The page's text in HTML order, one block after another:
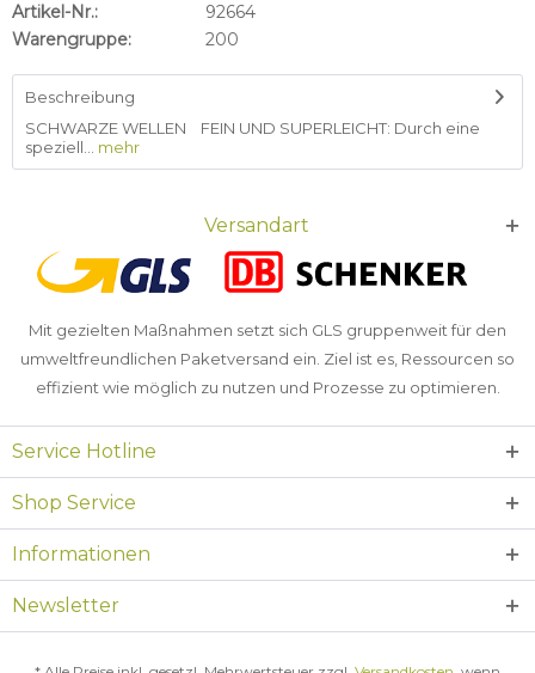
Artikel-Nr.:
92664
Warengruppe:
200
Beschreibung
SCHWARZE WELLEN FEIN UND SUPERLEICHT: Durch eine
speziell...
mehr
Versandart
Mit gezielten Maßnahmen setzt sich GLS gruppenweit für den
umweltfreundlichen Paketversand ein. Ziel ist es, Ressourcen so
effizient wie möglich zu nutzen und Prozesse zu optimieren.
Service Hotline
Shop Service
Informationen
Newsletter